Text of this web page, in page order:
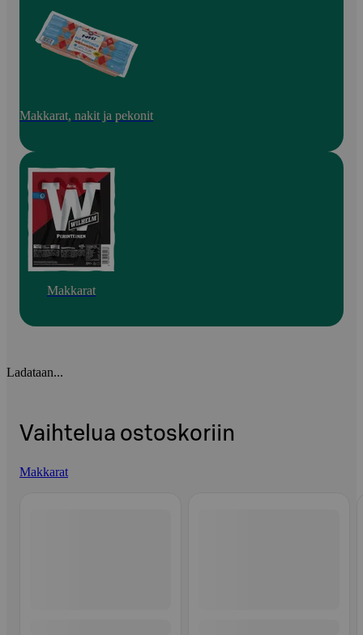
Makkarat, nakit ja pekonit
Makkarat
Ladataan...
Vaihtelua ostoskoriin
Makkarat